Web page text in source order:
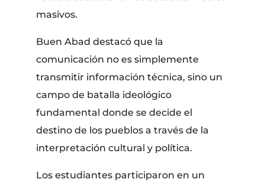
masivos.
Buen Abad destacó que la
comunicación no es simplemente
transmitir información técnica, sino un
campo de batalla ideológico
fundamental donde se decide el
destino de los pueblos a través de la
interpretación cultural y política.
​Los estudiantes participaron en un